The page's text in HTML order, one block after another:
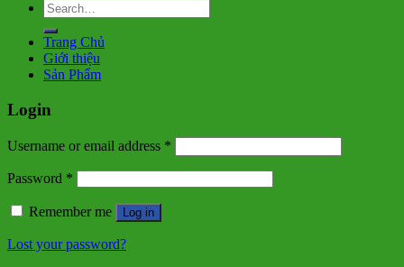
Search
for:
Trang Chủ
Giới thiệu
Sản Phẩm
Login
Username or email address *
Password *
Remember me Log in
Lost your password?